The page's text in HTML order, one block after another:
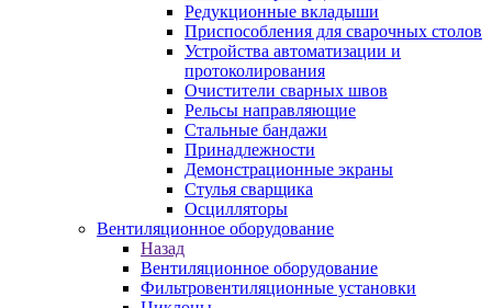
Редукционные вкладыши
Приспособления для сварочных столов
Устройства автоматизации и
протоколирования
Очистители сварных швов
Рельсы направляющие
Стальные бандажи
Принадлежности
Демонстрационные экраны
Стулья сварщика
Осцилляторы
Вентиляционное оборудование
Назад
Вентиляционное оборудование
Фильтровентиляционные установки